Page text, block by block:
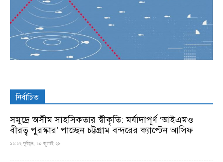
নির্বাচিত
সমুদ্রে অসীম সাহসিকতার স্বীকৃতি: মর্যাদাপূর্ণ ‘আইএমও
বীরত্ব পুরস্কার’ পাচ্ছেন চট্টগ্রাম বন্দরের ক্যাপ্টেন আসিফ
১১:১২ পূর্বাহ্ন, ১০ জুলাই ২৬